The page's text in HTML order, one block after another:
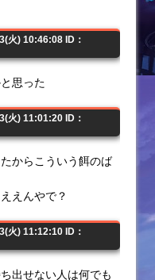
火) 10:46:08 ID：
思った
火) 11:01:20 ID：
からこういう餌のば
えんやで？
火) 11:12:10 ID：
出せない人は何でも